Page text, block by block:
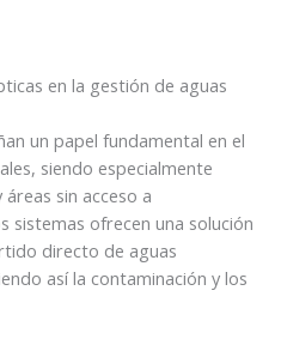
en la gestión de aguas
un papel fundamental en el
siendo especialmente
sin acceso a
sistemas ofrecen una solución
directo de aguas
así la contaminación y los